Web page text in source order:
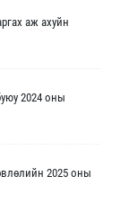
аж ахуйн
2024 оны
2025 оны